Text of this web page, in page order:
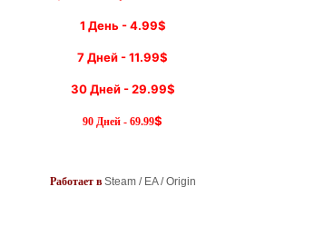
1 День - 4.99$
​7 Дней - 11.99$
30 Дней - 29.99$
90 Дней - 69.99$
Работает в Steam / EA / Origin